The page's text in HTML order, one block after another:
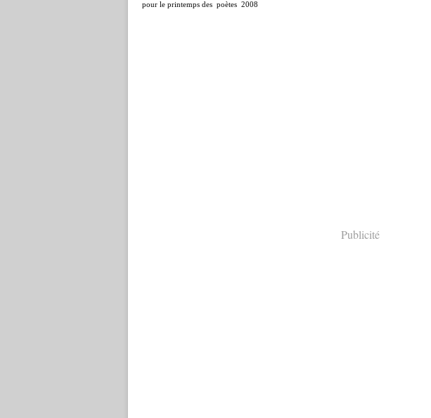
pour le printemps des poètes 2008
Publicité